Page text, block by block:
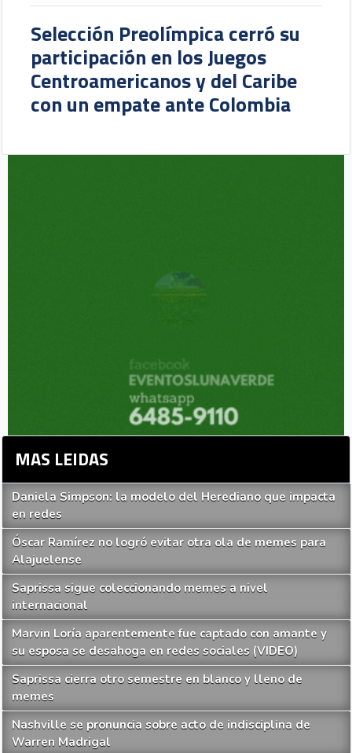
Selección Preolímpica cerró su
participación en los Juegos
Centroamericanos y del Caribe
con un empate ante Colombia
MAS LEIDAS
Daniela Simpson: la modelo del Herediano que impacta
en redes
Óscar Ramírez no logró evitar otra ola de memes para
Alajuelense
Saprissa sigue coleccionando memes a nivel
internacional
Marvin Loría aparentemente fue captado con amante y
su esposa se desahoga en redes sociales (VIDEO)
Saprissa cierra otro semestre en blanco y lleno de
memes
Nashville se pronuncia sobre acto de indisciplina de
Warren Madrigal